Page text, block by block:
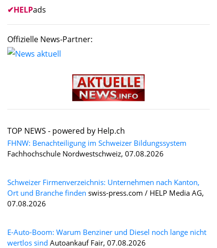
✔HELPads
Offizielle News-Partner:
TOP NEWS - powered by Help.ch
FHNW: Benachteiligung im Schweizer Bildungssystem
Fachhochschule Nordwestschweiz, 07.08.2026
Schweizer Firmenverzeichnis: Unternehmen nach Kanton,
Ort und Branche finden swiss-press.com / HELP Media AG,
07.08.2026
E-Auto-Boom: Warum Benziner und Diesel noch lange nicht
wertlos sind Autoankauf Fair, 07.08.2026